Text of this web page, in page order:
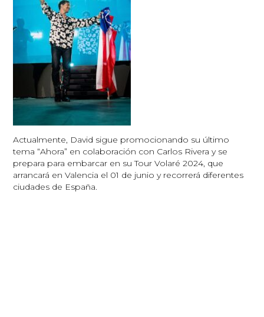
Actualmente, David sigue promocionando su último
tema “Ahora” en colaboración con Carlos Rivera y se
prepara para embarcar en su Tour Volaré 2024, que
arrancará en Valencia el 01 de junio y recorrerá diferentes
ciudades de España.